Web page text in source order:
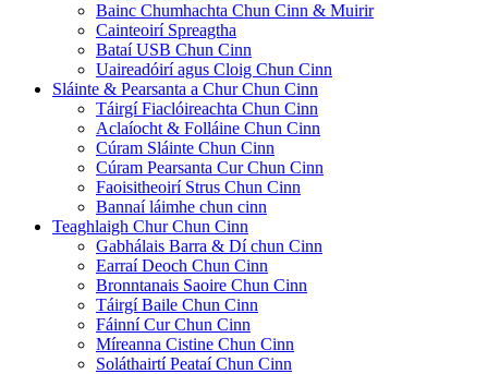
Bainc Chumhachta Chun Cinn & Muirir
Cainteoirí Spreagtha
Bataí USB Chun Cinn
Uaireadóirí agus Cloig Chun Cinn
Sláinte & Pearsanta a Chur Chun Cinn
Táirgí Fiaclóireachta Chun Cinn
Aclaíocht & Folláine Chun Cinn
Cúram Sláinte Chun Cinn
Cúram Pearsanta Cur Chun Cinn
Faoisitheoirí Strus Chun Cinn
Bannaí láimhe chun cinn
Teaghlaigh Chur Chun Cinn
Gabhálais Barra & Dí chun Cinn
Earraí Deoch Chun Cinn
Bronntanais Saoire Chun Cinn
Táirgí Baile Chun Cinn
Fáinní Cur Chun Cinn
Míreanna Cistine Chun Cinn
Soláthairtí Peataí Chun Cinn